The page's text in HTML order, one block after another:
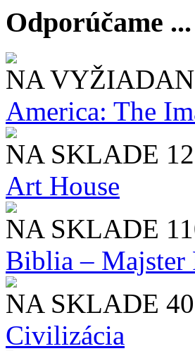
Odporúčame ...
NA
America: The
NA SKLADE
Art House
NA SKLADE
Biblia – Majster
NA SKLADE
Civilizácia